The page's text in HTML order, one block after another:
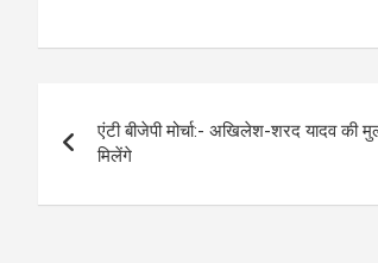
at
A
p
p
ce
o
k
se
g
py
n
navigation
एंटी बीजेपी मोर्चा:- अखिलेश-शरद यादव की
मिलेंगे